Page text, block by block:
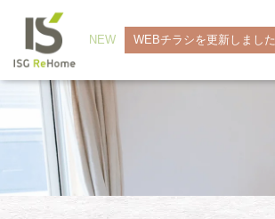
NEW WEBチラシを更新しました